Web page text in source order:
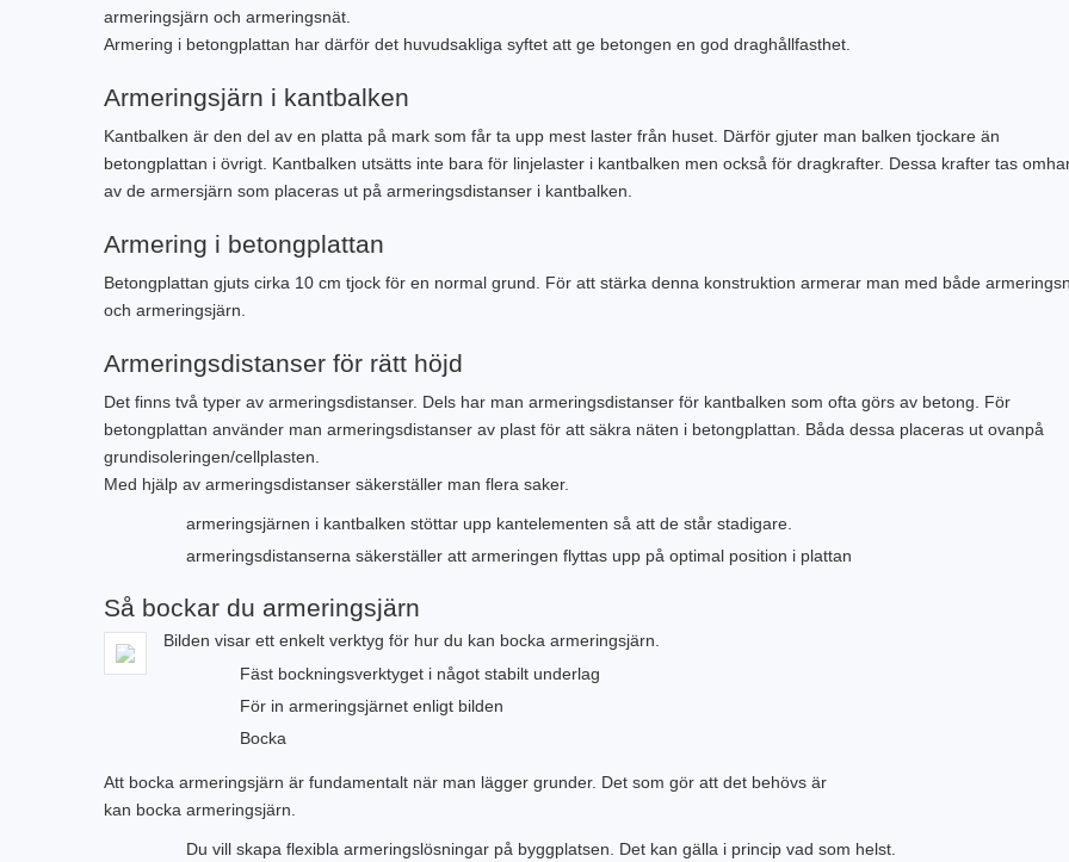
armeringsjärn och armeringsnät.
Armering i betongplattan har därför det huvudsakliga syftet att ge betongen en god draghållfasthet.
Armeringsjärn i kantbalken
Kantbalken är den del av en platta på mark som får ta upp mest laster från huset. Därför gjuter man balken tjockare än
betongplattan i övrigt. Kantbalken utsätts inte bara för linjelaster i kantbalken men också för dragkrafter. Dessa krafter tas
av de armersjärn som placeras ut på armeringsdistanser i kantbalken.
Armering i betongplattan
Betongplattan gjuts cirka 10 cm tjock för en normal grund. För att stärka denna konstruktion armerar man med både
och armeringsjärn.
Armeringsdistanser för rätt höjd
Det finns två typer av armeringsdistanser. Dels har man armeringsdistanser för kantbalken som ofta görs av betong. För
betongplattan använder man armeringsdistanser av plast för att säkra näten i betongplattan. Båda dessa placeras ut ovanpå
grundisoleringen/cellplasten.
Med hjälp av armeringsdistanser säkerställer man flera saker.
armeringsjärnen i kantbalken stöttar upp kantelementen så att de står stadigare.
armeringsdistanserna säkerställer att armeringen flyttas upp på optimal position i plattan
Så bockar du armeringsjärn
Bilden visar ett enkelt verktyg för hur du kan bocka armeringsjärn.
Fäst bockningsverktyget i något stabilt underlag
För in armeringsjärnet enligt bilden
Bocka
Att bocka armeringsjärn är fundamentalt när man lägger grunder. Det som gör att det behövs är
kan bocka armeringsjärn.
Du vill skapa flexibla armeringslösningar på byggplatsen. Det kan gälla i princip vad som helst.